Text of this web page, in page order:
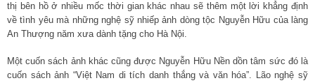
thị bên hồ ở nhiều mốc thời gian khác nhau sẽ thêm một lời khẳng định
về tình yêu mà những nghệ sỹ nhiếp ảnh dòng tộc Nguyễn Hữu của làng
An Thượng năm xưa dành tặng cho Hà Nội.
Một cuốn sách ảnh khác cũng được Nguyễn Hữu Nền dồn tâm sức đó là
cuốn sách ảnh “Việt Nam di tích danh thắng và văn hóa”. Lão nghệ sỹ